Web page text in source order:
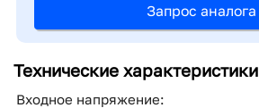
Запрос аналога
Технические характеристики
Входное напряжение: